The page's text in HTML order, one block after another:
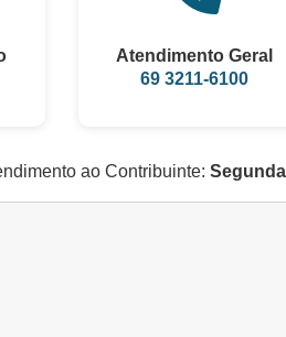
Atendimento Geral
69 3211-6100
ao Contribuinte: